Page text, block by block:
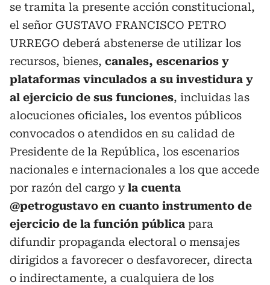
se tramita la presente acción constitucional,
el señor GUSTAVO FRANCISCO PETRO
URREGO deberá abstenerse de utilizar los
recursos, bienes, canales, escenarios y
plataformas vinculados a su investidura y
al ejercicio de sus funciones, incluidas las
alocuciones oficiales, los eventos públicos
convocados o atendidos en su calidad de
Presidente de la República, los escenarios
nacionales e internacionales a los que accede
por razón del cargo yla cuenta
@petrogustavo en cuanto instrumento de
ejercicio de la función pública para
difundir propaganda electoral o mensajes
dirigidos a favorecer o desfavorecer, directa
o indirectamente, a cualquiera de los